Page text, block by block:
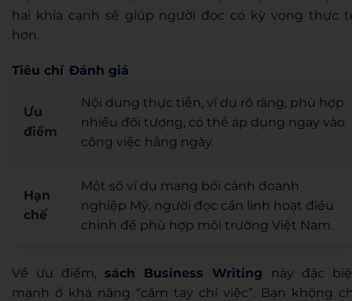
hai khía cạnh sẽ giúp người đọc có kỳ vọng thực
hơn.
Tiêu chí Đánh giá
Ưu
điểm
Nội dung thực tiễn, ví dụ rõ ràng, phù hợp
nhiều đối tượng, có thể áp dụng ngay vào
công việc hằng ngày.
Hạn
chế
Một số ví dụ mang bối cảnh doanh
nghiệp Mỹ, người đọc cần linh hoạt điều
chỉnh để phù hợp môi trường Việt Nam.
Về ưu điểm, sách Business Writing này đặc
mạnh ở khả năng “cầm tay chỉ việc”. Bạn không